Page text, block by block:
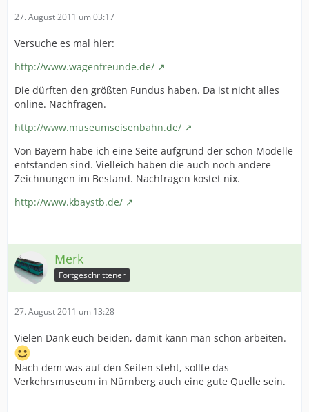
27. August 2011 um 03:17
Versuche es mal hier:
http://www.wagenfreunde.de/
Die dürften den größten Fundus haben. Da ist nicht alles
online. Nachfragen.
http://www.museumseisenbahn.de/
Von Bayern habe ich eine Seite aufgrund der schon Modelle
entstanden sind. Vielleich haben die auch noch andere
Zeichnungen im Bestand. Nachfragen kostet nix.
http://www.kbaystb.de/
Merk
Fortgeschrittener
27. August 2011 um 13:28
Vielen Dank euch beiden, damit kann man schon arbeiten.
Nach dem was auf den Seiten steht, sollte das
Verkehrsmuseum in Nürnberg auch eine gute Quelle sein.